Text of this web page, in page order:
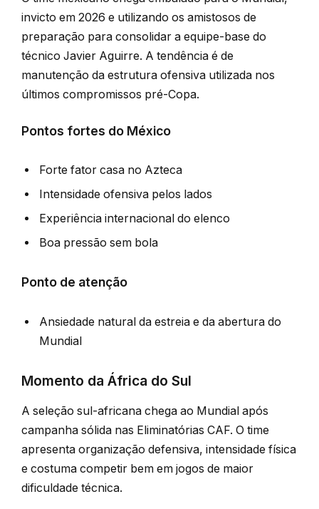
invicto em 2026 e utilizando os amistosos de
preparação para consolidar a equipe-base do
técnico Javier Aguirre. A tendência é de
manutenção da estrutura ofensiva utilizada nos
últimos compromissos pré-Copa.
Pontos fortes do México
Forte fator casa no Azteca
Intensidade ofensiva pelos lados
Experiência internacional do elenco
Boa pressão sem bola
Ponto de atenção
Ansiedade natural da estreia e da abertura do
Mundial
Momento da África do Sul
A seleção sul-africana chega ao Mundial após
campanha sólida nas Eliminatórias CAF. O time
apresenta organização defensiva, intensidade física
e costuma competir bem em jogos de maior
dificuldade técnica.